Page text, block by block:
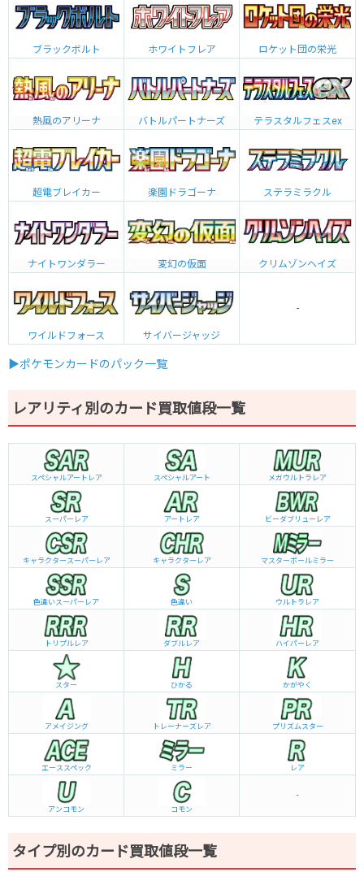
ブラックボルト ホワイトフレア ロケット団の栄光
熱風のアリーナ バトルパートナーズ テラスタルフェスex
超電ブレイカー 楽園ドラゴーナ ステラミラクル
ナイトワンダラー 変幻の仮面 クリムゾンヘイズ
ワイルドフォース サイバージャッジ
-
▶ポケモンカードのパック一覧
レアリティ別のカード買取値段一覧
スペシャルアートレア スペシャルアート メガウルトラレア
スーパーレア アートレア ビーダブリュー レア
キャラクタースーパーレア キャラクターレア マスターボールミラー
色違いスーパーレア 色違い ウルトラレア
トリプルレア ダブルレア ハイパーレア
スター ひかる かがやく
アメイジング トレーナーズレア プリズムスター
エーススペック ミラー レア
アンコモン コモン
-
タイプ別のカード買取値段一覧